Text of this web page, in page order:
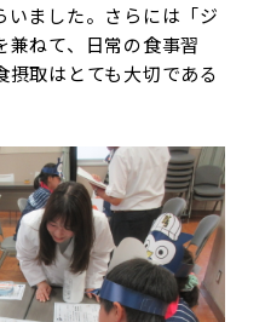
いました。さらには「ジ
兼ねて、日常の食事習
取はとても大切である